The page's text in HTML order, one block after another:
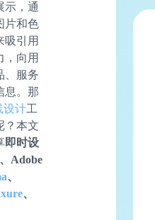
示，通
片和色
吸引用
，向用
、服务
息。那
设计工
？本文
即时设
Adobe
、
、